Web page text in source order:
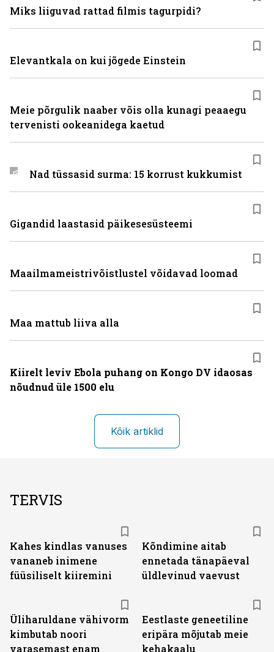
Miks liiguvad rattad filmis tagurpidi?
Elevantkala on kui jõgede Einstein
Meie põrgulik naaber võis olla kunagi peaaegu
tervenisti ookeanidega kaetud
Nad tüssasid surma: 15 korrust kukkumist
Gigandid laastasid päikesesüsteemi
Maailmameistrivõistlustel võidavad loomad
Maa mattub liiva alla
Kiirelt leviv Ebola puhang on Kongo DV idaosas
nõudnud üle 1500 elu
Kõik artiklid
TERVIS
Kahes kindlas vanuses
vananeb inimene
füüsiliselt kiiremini
Kõndimine aitab
ennetada tänapäeval
üldlevinud vaevust
Üliharuldane vähivorm
kimbutab noori
varasemast enam
Eestlaste geneetiline
eripära mõjutab meie
kehakaalu